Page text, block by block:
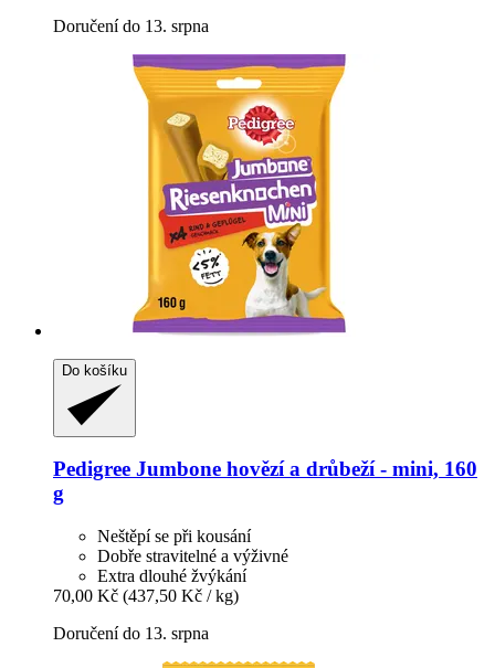
Doručení do 13. srpna
Do košíku
Pedigree Jumbone hovězí a drůbeží -​ mini, 160
g
Neštěpí se při kousání
Dobře stravitelné a výživné
Extra dlouhé žvýkání
70,00 Kč (437,50 Kč / kg)
Doručení do 13. srpna